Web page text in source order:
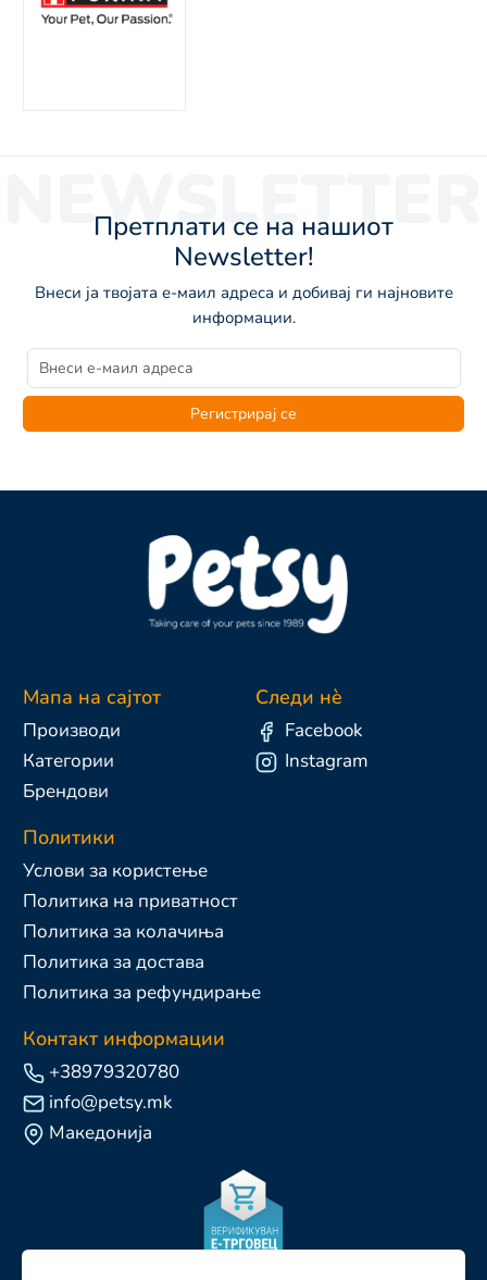
NEWSLETTER
Претплати се на нашиот
Newsletter!
Внеси ја твојата е-маил адреса и добивај ги најновите
информации.
Регистрирај се
Мапа на сајтот
Производи
Категории
Брендови
Политики
Услови за користење
Политика на приватност
Политика за колачиња
Политика за достава
Политика за рефундирање
Контакт информации
+38979320780
info@petsy.mk
Македонија
Следи нè
Facebook
Instagram